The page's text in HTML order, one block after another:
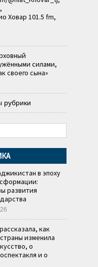
Ховар 101.5 fm,
силами,
своего сына»
рубрики
в эпоху
развития
как
изменила
о
и о